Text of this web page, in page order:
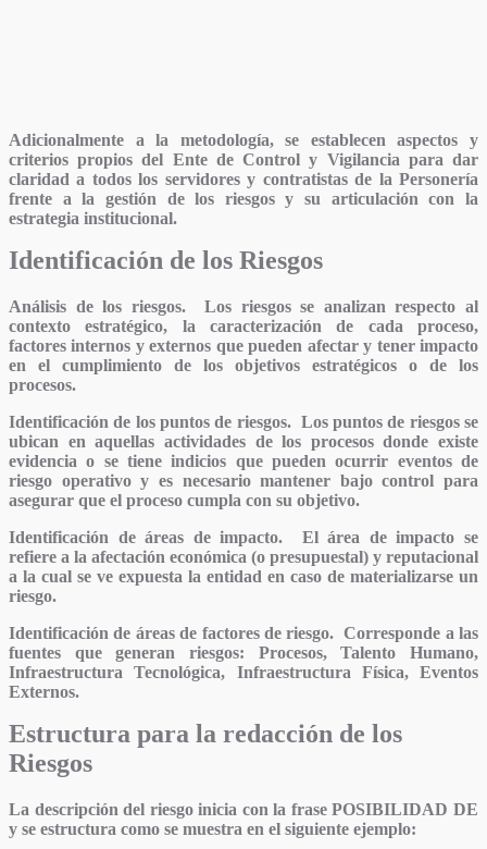
Adicionalmente a la metodología, se establecen aspectos y
criterios propios del Ente de Control y Vigilancia para dar
claridad a todos los servidores y contratistas de la Personería
frente a la gestión de los riesgos y su articulación con la
estrategia institucional.
Identificación de los Riesgos
Análisis de los riesgos.Los riesgos se analizan respecto al
contexto estratégico, la caracterización de cada proceso,
factores internos y externos que pueden afectar y tener impacto
en el cumplimiento de los objetivos estratégicos o de los
procesos.
Identificación de los puntos de riesgos.Los puntos de riesgos se
ubican en aquellas actividades de los procesos donde existe
evidencia o se tiene indicios que pueden ocurrir eventos de
riesgo operativo y es necesario mantener bajo control para
asegurar que el proceso cumpla con su objetivo.
Identificación de áreas de impacto. El área de impacto se
refiere a la afectación económica (o presupuestal) y reputacional
a la cual se ve expuesta la entidad en caso de materializarse un
riesgo.
Identificación de áreas de factores de riesgo. Corresponde a las
fuentes que generan riesgos: Procesos, Talento Humano,
Infraestructura Tecnológica, Infraestructura Física, Eventos
Externos.
Estructura para la redacción de los
Riesgos
La descripción del riesgo inicia con la frasePOSIBILIDAD DE
y se estructura como se muestra en el siguiente ejemplo: